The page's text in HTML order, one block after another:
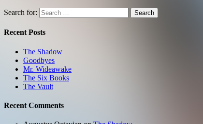
Search for: Search
Recent Posts
The Shadow
Goodbyes
Mr. Wideawake
The Six Books
The Vault
Recent Comments